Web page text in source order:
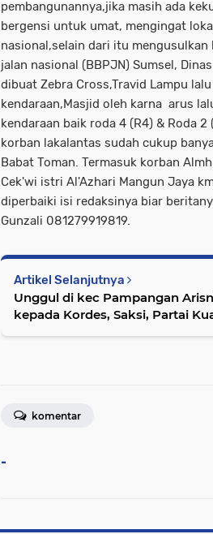
pembangunannya,jika masih ada
bergensi untuk umat, mengingat
nasional,selain dari itu mengusulkan
jalan nasional (BBPJN) Sumsel,
dibuat Zebra Cross,Travid Lampu
kendaraan,Masjid oleh karna arus
kendaraan baik roda 4 (R4) & Roda
korban lakalantas sudah cukup
Babat Toman. Termasuk korban
Cek'wi istri Al'Azhari Mangun Jaya
diperbaiki isi redaksinya biar
Gunzali 081279919819.
Artikel Selanjutnya
Unggul di kec Pampangan
kepada Kordes, Saksi, Partai
komentar
-